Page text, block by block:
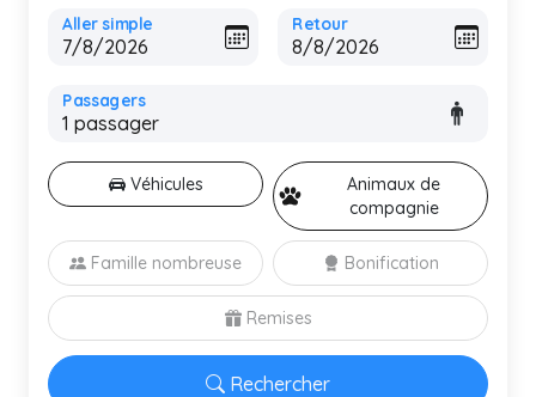
Aller simple Retour
Passagers
Rechercher
Véhicules
Animaux de
compagnie
Famille nombreuse Bonification
Remises